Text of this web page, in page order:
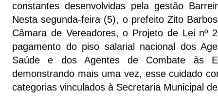
constantes desenvolvidas pela gestão
Nesta segunda-feira (5), o prefeito Zito
Câmara de Vereadores, o Projeto de Lei nº
pagamento do piso salarial nacional dos
Saúde e dos Agentes de Combate às
demonstrando mais uma vez, esse cuidado
categorias vinculados à Secretaria Municipal